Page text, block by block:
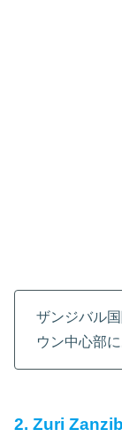
ザンジバル
ウン中心部
2. Zuri